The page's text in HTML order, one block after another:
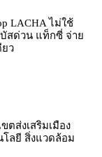
LACHA ไม่ใช้
บัสด่วน แท็กซี่ จ่าย
ว
ตส่งเสริมเมือง
โลยี สิ่งแวดล้อม